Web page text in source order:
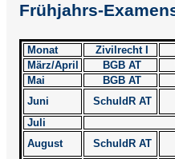
Frühjahrs-
Monat Zivilrecht I
März/April
BGB AT
Mai
BGB AT
Juni
SchuldR AT
Juli
August
SchuldR AT